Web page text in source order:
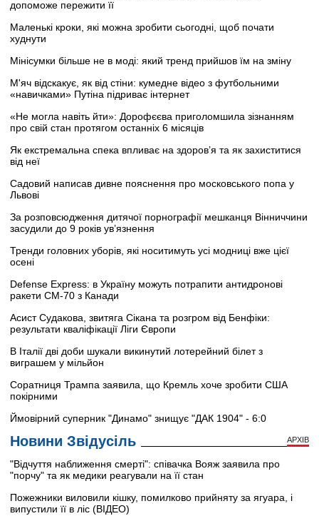
допоможе пережити її
Маленькі кроки, які можна зробити сьогодні, щоб почати
худнути
Мінісумки більше не в моді: який тренд прийшов їм на зміну
М'яч відскакує, як від стіни: кумедне відео з футбольними
«навичками» Путіна підриває інтернет
«Не могла навіть йти»: Дорофєєва приголомшила зізнанням
про свій стан протягом останніх 6 місяців
Як екстремальна спека впливає на здоров’я та як захиститися
від неї
Садовий написав дивне пояснення про московського попа у
Львові
За розповсюдження дитячої порнографії мешканця Вінниччини
засудили до 9 років ув’язнення
Тренди головних уборів, які носитимуть усі модниці вже цієї
осені
Defense Express: в Україну можуть потрапити антидронові
ракети CM-70 з Канади
Асист Судакова, звитяга Сікана та розгром від Бенфіки:
результати кваліфікації Ліги Європи
В Італії дві доби шукали викинутий лотерейний білет з
виграшем у мільйон
Соратниця Трампа заявила, що Кремль хоче зробити США
покірними
Ймовірний суперник "Динамо" знищує "ДАК 1904" - 6:0
Новини Звідусіль АРХІВ
"Відчуття наближення смерті": співачка Вояж заявила про
"порчу" та як медики реагували на її стан
Пожежники виловили кішку, помилково прийняту за ягуара, і
випустили її в ліс (ВІДЕО)